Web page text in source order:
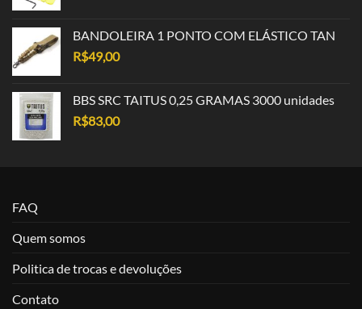
BANDOLEIRA 1 PONTO COM ELÁSTICO TAN
R$49,00
BBS SRC TAITUS 0,25 GRAMAS 3000 unidades
R$83,00
FAQ
Quem somos
Politica de trocas e devoluções
Contato